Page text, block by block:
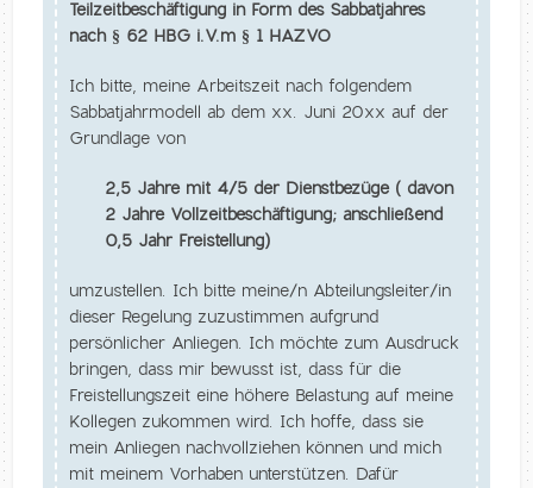
Teilzeitbeschäftigung in Form des Sabbatjahres
nach § 62 HBG i.V.m § 1 HAZVO
Ich bitte, meine Arbeitszeit nach folgendem
Sabbatjahrmodell ab dem xx. Juni 20xx auf der
Grundlage von
2,5 Jahre mit 4/5 der Dienstbezüge ( davon
2 Jahre Vollzeitbeschäftigung; anschließend
0,5 Jahr Freistellung)
umzustellen. Ich bitte meine/n Abteilungsleiter/in
dieser Regelung zuzustimmen aufgrund
persönlicher Anliegen. Ich möchte zum Ausdruck
bringen, dass mir bewusst ist, dass für die
Freistellungszeit eine höhere Belastung auf meine
Kollegen zukommen wird. Ich hoffe, dass sie
mein Anliegen nachvollziehen können und mich
mit meinem Vorhaben unterstützen. Dafür